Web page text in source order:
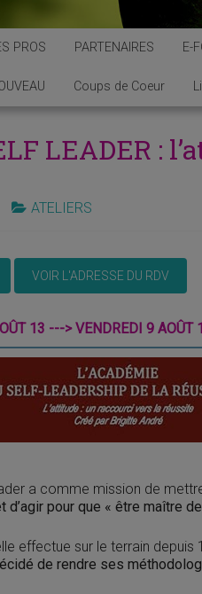
PROS PARTENAIRES E-
Coups de Coeur
LEADER :
ATELIERS
13 ---> VENDREDI 9 AOÛT
a comme mission de
d’agir pour que « être maître
effectue sur le terrain depuis
de rendre ses